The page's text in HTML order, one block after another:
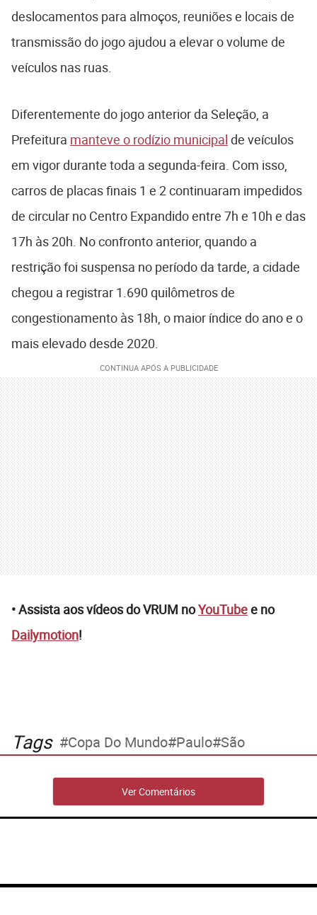
deslocamentos para almoços, reuniões e locais de
transmissão do jogo ajudou a elevar o volume de
veículos nas ruas.
Diferentemente do jogo anterior da Seleção, a
Prefeitura manteve o rodízio municipal de veículos
em vigor durante toda a segunda-feira. Com isso,
carros de placas finais 1 e 2 continuaram impedidos
de circular no Centro Expandido entre 7h e 10h e das
17h às 20h. No confronto anterior, quando a
restrição foi suspensa no período da tarde, a cidade
chegou a registrar 1.690 quilômetros de
congestionamento às 18h, o maior índice do ano e o
mais elevado desde 2020.
• Assista aos vídeos do VRUM noYouTubee no
Dailymotion!
Tags Copa Do Mundo Paulo São
Ver Comentários